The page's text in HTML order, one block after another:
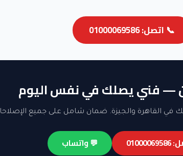
📞 اتصل: 01000069586
— فني يصلك في نفس اليوم
💬 واتساب